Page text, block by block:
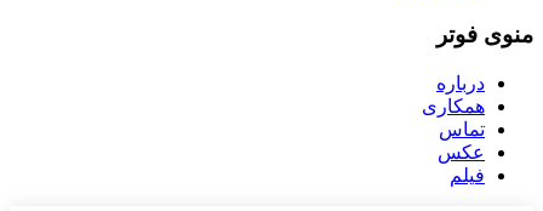
منوی فوتر
درباره
همکاری
تماس
عکس
فیلم